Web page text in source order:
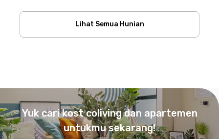
Lihat Semua Hunian
Yuk cari kost coliving dan apartemen
untukmu sekarang!